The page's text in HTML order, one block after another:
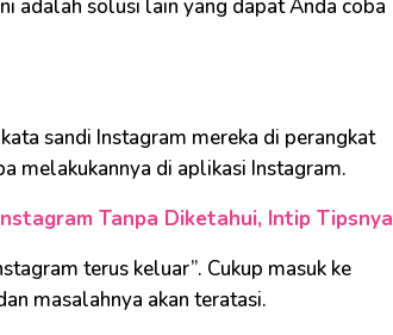
adalah solusi lain yang dapat Anda coba
sandi Instagram mereka di perangkat
melakukannya di aplikasi Instagram.
Tanpa Diketahui, Intip Tipsnya
terus keluar”. Cukup masuk ke
masalahnya akan teratasi.